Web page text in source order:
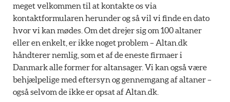
meget velkommen til at kontakte os via
kontaktformularen herunder og så vil vi finde en dato
hvor vi kan mødes. Om det drejer sig om 100 altaner
eller en enkelt, er ikke noget problem – Altan.dk
håndterer nemlig, som et af de eneste firmaer i
Danmark alle former for altansager. Vi kan også være
behjælpelige med eftersyn og gennemgang af altaner –
også selvom de ikke er opsat af Altan.dk.